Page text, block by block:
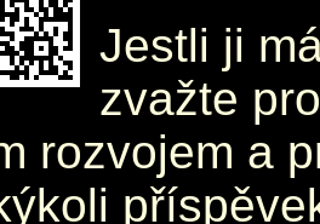
Jestli ji
zvažte
rozvojem a